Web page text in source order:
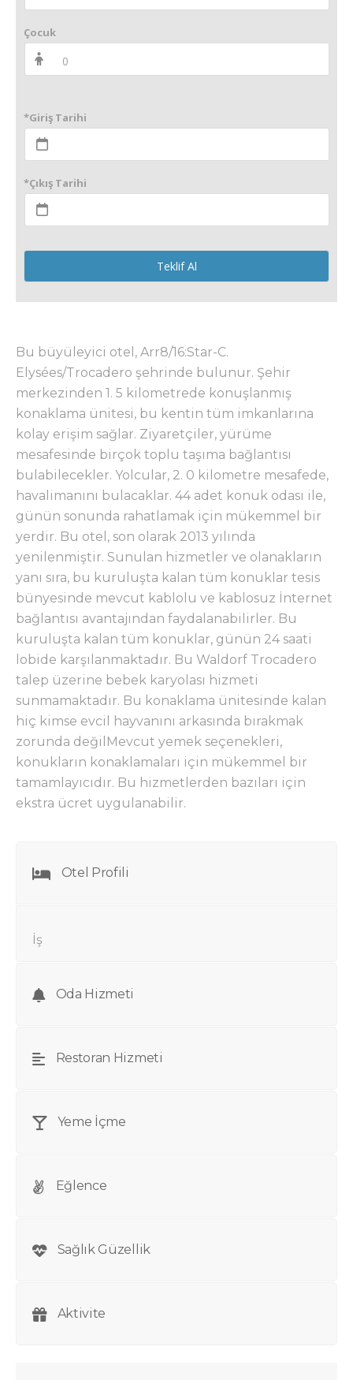
Çocuk
*Giriş Tarihi
*Çıkış Tarihi
Teklif Al
Bu büyüleyici otel, Arr8/16:Star-C.
Elysées/Trocadero şehrinde bulunur. Şehir
merkezinden 1. 5 kilometrede konuşlanmış
konaklama ünitesi, bu kentin tüm imkanlarına
kolay erişim sağlar. Ziyaretçiler, yürüme
mesafesinde birçok toplu taşıma bağlantısı
bulabilecekler. Yolcular, 2. 0 kilometre mesafede,
havalimanını bulacaklar. 44 adet konuk odası ile,
günün sonunda rahatlamak için mükemmel bir
yerdir. Bu otel, son olarak 2013 yılında
yenilenmiştir. Sunulan hizmetler ve olanakların
yanı sıra, bu kuruluşta kalan tüm konuklar tesis
bünyesinde mevcut kablolu ve kablosuz İnternet
bağlantısı avantajından faydalanabilirler. Bu
kuruluşta kalan tüm konuklar, günün 24 saati
lobide karşılanmaktadır. Bu Waldorf Trocadero
talep üzerine bebek karyolası hizmeti
sunmamaktadır. Bu konaklama ünitesinde kalan
hiç kimse evcil hayvanını arkasında bırakmak
zorunda değilMevcut yemek seçenekleri,
konukların konaklamaları için mükemmel bir
tamamlayıcıdır. Bu hizmetlerden bazıları için
ekstra ücret uygulanabilir.
Otel Profili
İş
Oda Hizmeti
Restoran Hizmeti
Yeme İçme
Eğlence
Sağlık Güzellik
Aktivite